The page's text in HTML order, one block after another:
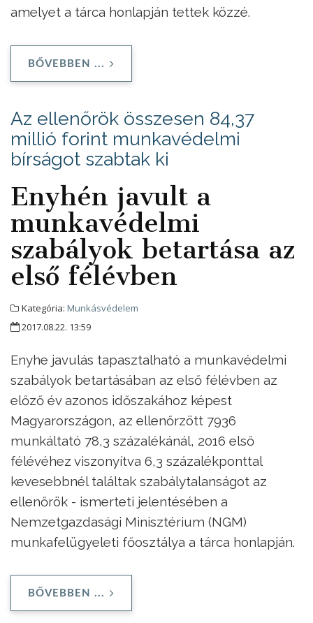
amelyet a tárca honlapján tettek közzé.
BŐVEBBEN ...
Az ellenőrök összesen 84,37
millió forint munkavédelmi
bírságot szabtak ki
Enyhén javult a
munkavédelmi
szabályok betartása az
első félévben
Kategória: Munkásvédelem
2017.08.22. 13:59
Enyhe javulás tapasztalható a munkavédelmi
szabályok betartásában az első félévben az
előző év azonos időszakához képest
Magyarországon, az ellenőrzött 7936
munkáltató 78,3 százalékánál, 2016 első
félévéhez viszonyítva 6,3 százalékponttal
kevesebbnél találtak szabálytalanságot az
ellenőrök - ismerteti jelentésében a
Nemzetgazdasági Minisztérium (NGM)
munkafelügyeleti főosztálya a tárca honlapján.
BŐVEBBEN ...